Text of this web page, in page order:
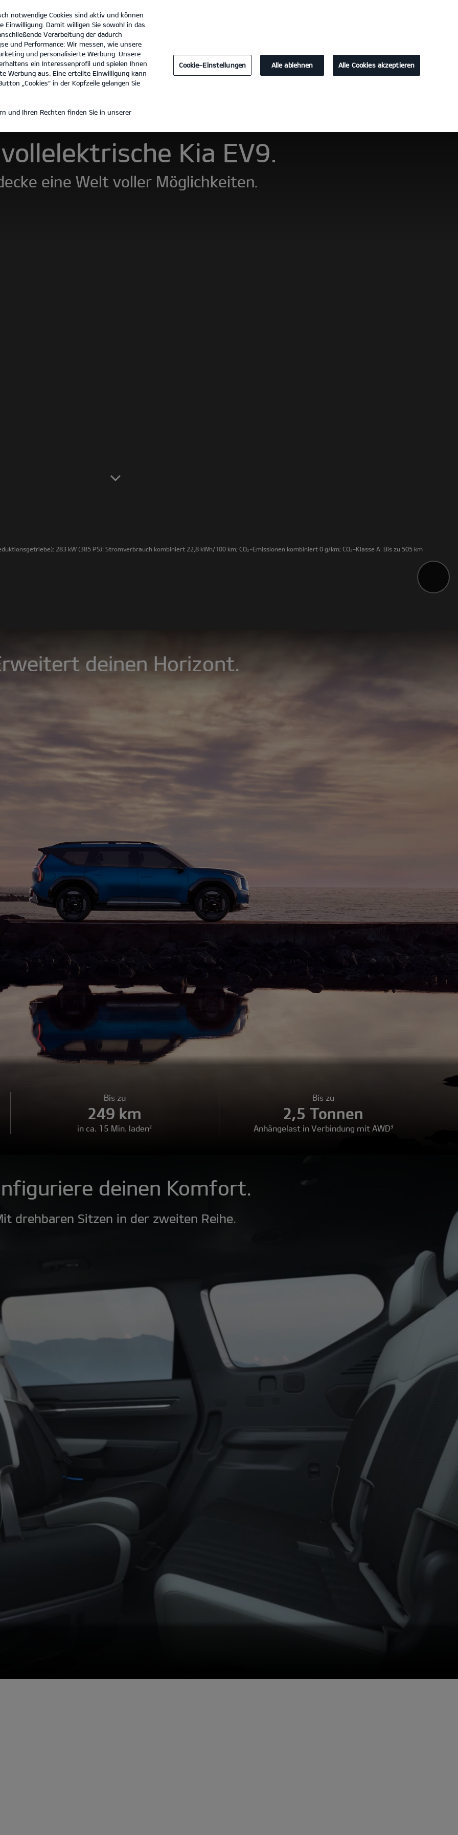
Autohaus Bruns GmbH Tel. :
Zubehör Entdecken Preisliste herunterladen Probefahrt Konfigurator
Kia EV9.
eine Welt voller Möglichkeiten.
283 kW (385 PS): Stromverbrauch kombiniert 22,8 kWh/100 km; CO₂-Emissionen kombiniert 0 g/km; CO₂-Klasse A. Bis zu 505 km
deinen Horizont.
Bis zu
249 km
in ca. 15 Min. laden²
Bis zu
2,5 Tonnen
Anhängelast in Verbindung mit AWD³
deinen Komfort.
drehbaren Sitzen in der zweiten Reihe.
notwendige Cookies sind aktiv und können
Damit willigen Sie sowohl in das
Verarbeitung der dadurch
und Performance: Wir messen, wie unsere
und personalisierte Werbung: Unsere
ein Interessenprofil und spielen Ihnen
Werbung aus. Eine erteilte Einwilligung kann
„Cookies“ in der Kopfzeile gelangen Sie
und Ihren Rechten finden Sie in unserer
Cookie-Einstellungen Alle ablehnen Alle Cookies akzeptieren